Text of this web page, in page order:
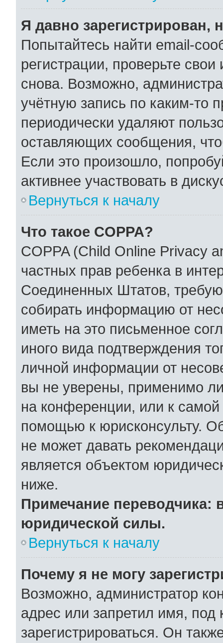
Я давно зарегистрирован,
Попытайтесь найти email-
регистрации, проверьте
снова. Возможно,
учётную запись по каким-то
периодически удаляют
оставляющих сообщения,
Если это произошло,
активнее участвовать в
Вернуться к началу
Что такое COPPA?
COPPA (Child Online Privacy
частных прав ребенка в
Соединенных Штатов,
собирать информацию от
иметь на это письменное
иного вида подтверждения
личной информации от
вы не уверены, применимо
на конференции, или к
помощью к юрисконсульту.
не может давать
является объектом
ниже.
Примечание переводчика:
юридической силы.
Вернуться к началу
Почему я не могу
Возможно, администратор
адрес или запретил имя,
зарегистрироваться. Он